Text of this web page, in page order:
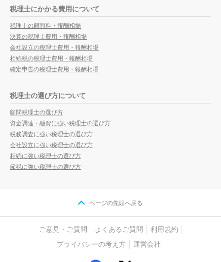
税理士にかかる費用について
税理士の顧問料・報酬相場
決算の税理士費用・報酬相場
会社設立の税理士費用・報酬相場
相続税の税理士費用・報酬相場
確定申告の税理士費用・報酬相場
税理士の選び方について
顧問税理士の選び方
資金調達・融資に強い税理士の選び方
税務調査に強い税理士の選び方
会社設立に強い税理士の選び方
相続に強い税理士の選び方
節税に強い税理士の選び方
ページの先頭へ戻る
ご意見・ご質問 よくあるご質問
利用規約
プライバシーの考え方
運営会社